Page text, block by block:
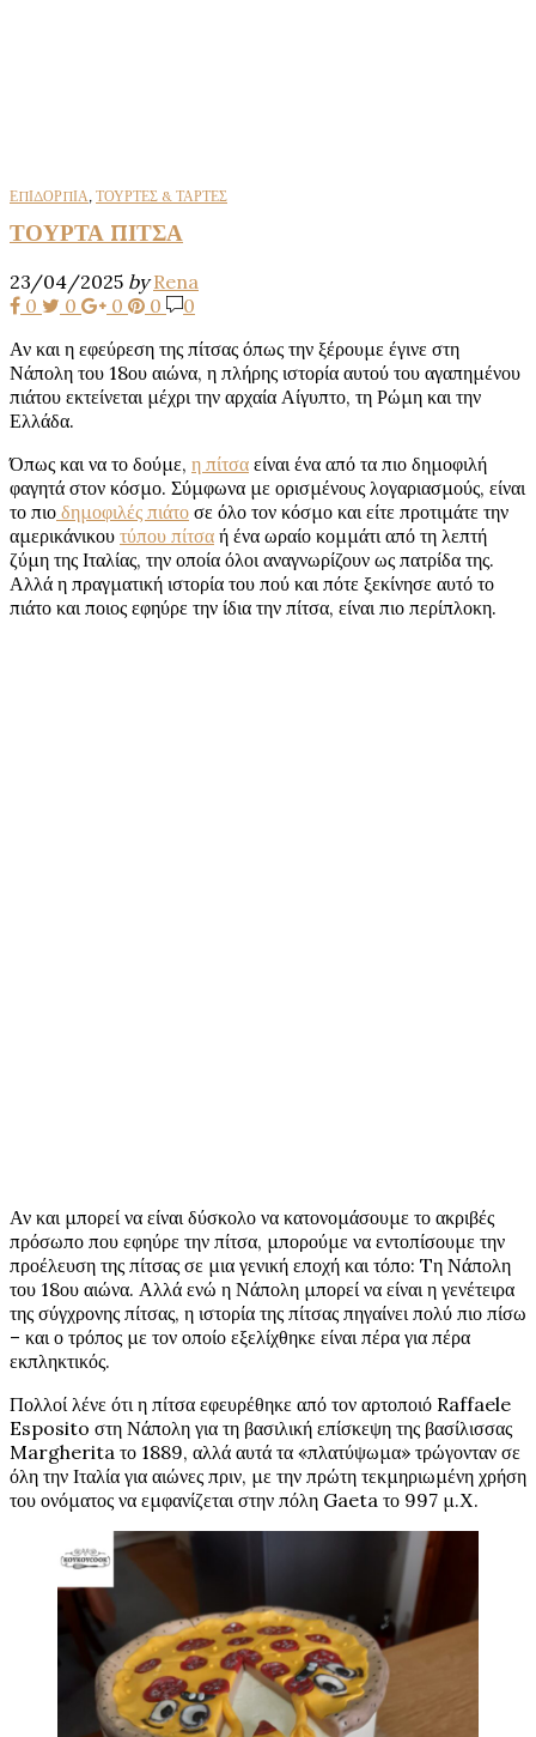
ΕΠΙΔΟΡΠΙΑ, ΤΟΥΡΤΕΣ & ΤΑΡΤΕΣ
ΤΟΥΡΤΑ ΠΙΤΣΑ
23/04/2025 by Rena
0
0 0 0
0
Αν και η εφεύρεση της πίτσας όπως την ξέρουμε έγινε στη
Νάπολη του 18ου αιώνα, η πλήρης ιστορία αυτού του αγαπημένου
πιάτου εκτείνεται μέχρι την αρχαία Αίγυπτο, τη Ρώμη και την
Ελλάδα.
Όπως και να το δούμε, η πίτσα είναι ένα από τα πιο δημοφιλή
φαγητά στον κόσμο. Σύμφωνα με ορισμένους λογαριασμούς, είναι
το πιο δημοφιλές πιάτο σε όλο τον κόσμο και είτε προτιμάτε την
αμερικάνικου τύπου πίτσα ή ένα ωραίο κομμάτι από τη λεπτή
ζύμη της Ιταλίας, την οποία όλοι αναγνωρίζουν ως πατρίδα της.
Αλλά η πραγματική ιστορία του πού και πότε ξεκίνησε αυτό το
πιάτο και ποιος εφηύρε την ίδια την πίτσα, είναι πιο περίπλοκη.
Αν και μπορεί να είναι δύσκολο να κατονομάσουμε το ακριβές
πρόσωπο που εφηύρε την πίτσα, μπορούμε να εντοπίσουμε την
προέλευση της πίτσας σε μια γενική εποχή και τόπο: Tη Νάπολη
του 18ου αιώνα. Αλλά ενώ η Νάπολη μπορεί να είναι η γενέτειρα
της σύγχρονης πίτσας, η ιστορία της πίτσας πηγαίνει πολύ πιο πίσω
– και ο τρόπος με τον οποίο εξελίχθηκε είναι πέρα για πέρα
εκπληκτικός.
Πολλοί λένε ότι η πίτσα εφευρέθηκε από τον αρτοποιό Raffaele
Esposito στη Νάπολη για τη βασιλική επίσκεψη της βασίλισσας
Margherita το 1889, αλλά αυτά τα «πλατύψωμα» τρώγονταν σε
όλη την Ιταλία για αιώνες πριν, με την πρώτη τεκμηριωμένη χρήση
του ονόματος να εμφανίζεται στην πόλη Gaeta το 997 μ.Χ.